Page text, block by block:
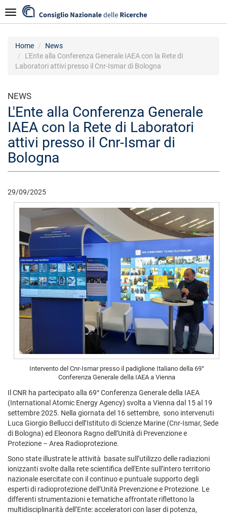
to
main
Navigazione
Home
News
L'Ente alla Conferenza Generale IAEA con la Rete di
Laboratori attivi presso il Cnr-Ismar di Bologna
NEWS
L'Ente alla Conferenza Generale
IAEA con la Rete di Laboratori
attivi presso il Cnr-Ismar di
Bologna
29/09/2025
Intervento del Cnr-Ismar presso il padiglione Italiano della 69°
Conferenza Generale della IAEA a Vienna
Il CNR ha partecipato alla 69° Conferenza Generale della IAEA
(International Atomic Energy Agency) svolta a Vienna dal 15 al 19
settembre 2025. Nella giornata del 16 settembre, sono intervenuti
Luca Giorgio Bellucci dell’Istituto di Scienze Marine (Cnr-Ismar, Sede
di Bologna) ed Eleonora Ragno dell’Unità di Prevenzione e
Protezione – Area Radioprotezione.
Sono state illustrate le attività basate sull’utilizzo delle radiazioni
ionizzanti svolte dalla rete scientifica dell'Ente sull’intero territorio
nazionale esercitate con il continuo e puntuale supporto degli
esperti di radioprotezione dell’Unità Prevenzione e Protezione. Le
differenti strumentazioni e tematiche affrontate riflettono la
multidisciplinarità dell’Ente: acceleratori con laser di potenza,